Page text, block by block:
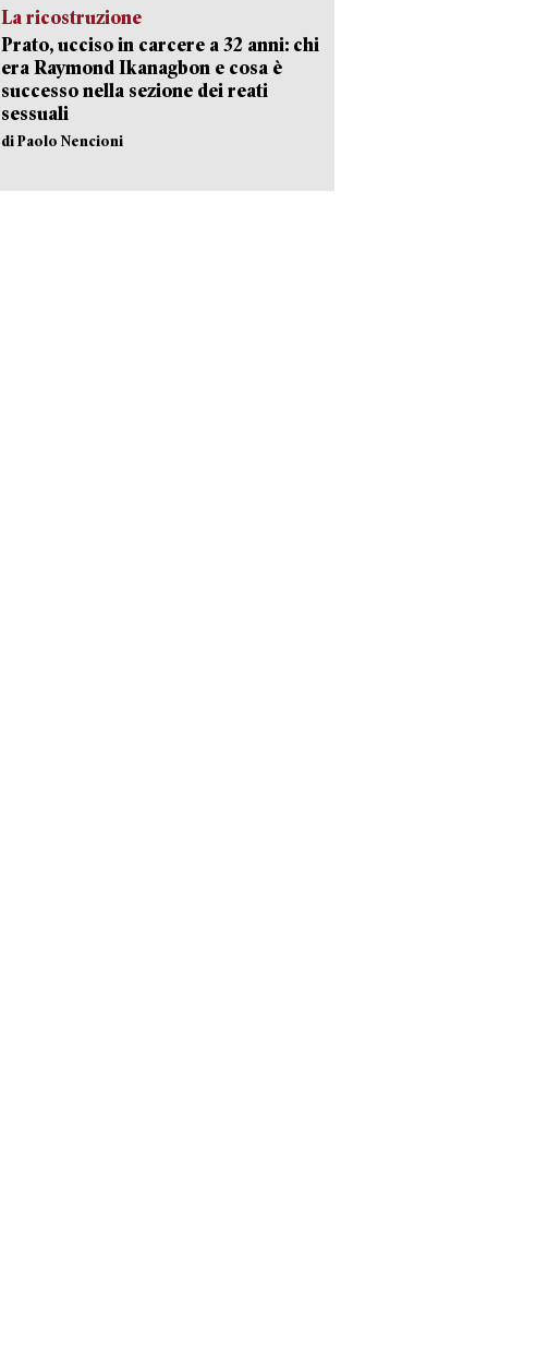
La ricostruzione
Prato, ucciso in carcere a 32 anni: chi
era Raymond Ikanagbon e cosa è
successo nella sezione dei reati
sessuali
di Paolo Nencioni